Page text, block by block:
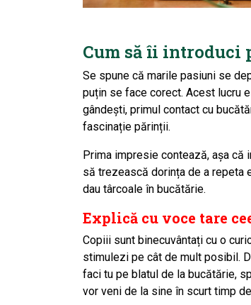
Cum să îi introduci
Se spune că marile pasiuni se
puțin se face corect. Acest lucru
gândești, primul contact cu
fascinație părinții.
Prima impresie contează, așa
să trezească dorința de a repeta
dau târcoale în bucătărie.
Explică cu voce tare
Copiii sunt binecuvântați cu o
stimulezi pe cât de mult posibil.
faci tu pe blatul de la bucătărie,
vor veni de la sine în scurt timp